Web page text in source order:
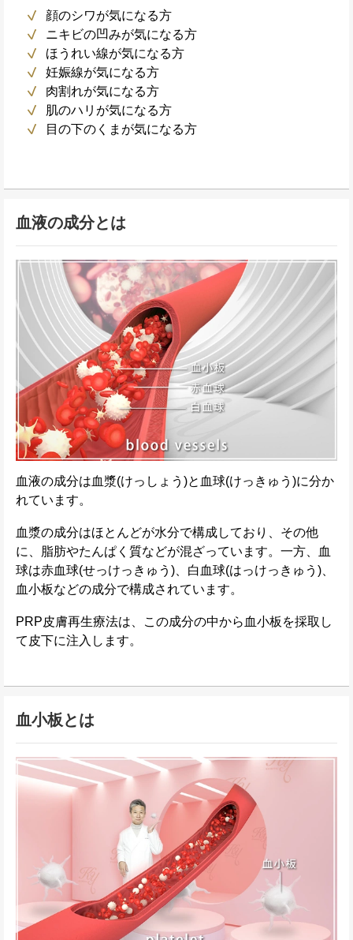
顔のシワが気になる方
ニキビの凹みが気になる方
ほうれい線が気になる方
妊娠線が気になる方
肉割れが気になる方
肌のハリが気になる方
目の下のくまが気になる方
血液の成分とは
血液の成分は血漿(けっしょう)と血球(けっきゅう)に分か
れています。
血漿の成分はほとんどが水分で構成しており、その他
に、脂肪やたんぱく質などが混ざっています。一方、血
球は赤血球(せっけっきゅう)、白血球(はっけっきゅう)、
血小板などの成分で構成されています。
PRP皮膚再生療法は、この成分の中から血小板を採取し
て皮下に注入します。
血小板とは